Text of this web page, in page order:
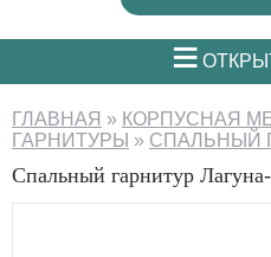
≡
ГЛАВНАЯ » КОРПУСНАЯ
ГАРНИТУРЫ » СПАЛЬНЫЙ
Спальный гарнитур